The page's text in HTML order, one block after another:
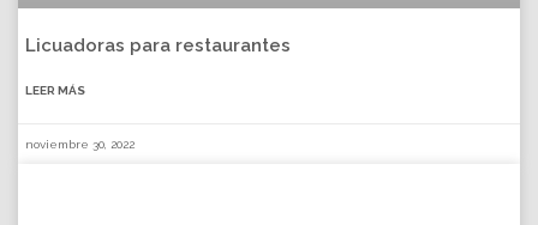
Licuadoras para restaurantes
LEER MÁS
noviembre 30, 2022